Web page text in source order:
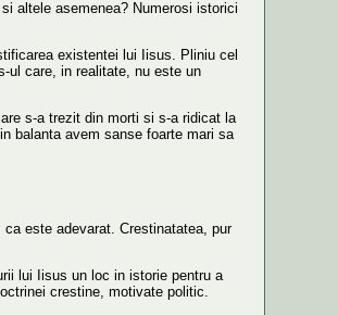
altele asemenea? Numerosi istorici
existentei lui Iisus. Pliniu cel
ul care, in realitate, nu este un
s-a trezit din morti si s-a ridicat la
balanta avem sanse foarte mari sa
este adevarat. Crestinatatea, pur
lui Iisus un loc in istorie pentru a
crestine, motivate politic.